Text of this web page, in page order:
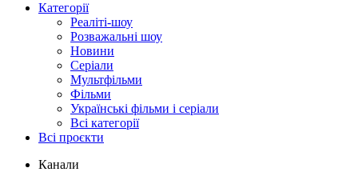
Категорії
Реаліті-шоу
Розважальні шоу
Новини
Серіали
Мультфільми
Фільми
Українські фільми і серіали
Всі категорії
Всі проєкти
Канали